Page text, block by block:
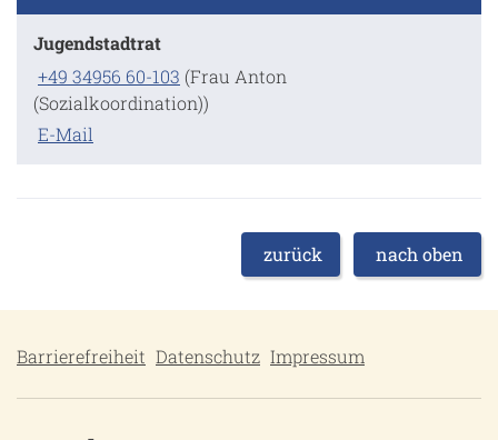
Jugendstadtrat
+49 34956 60-103 (Frau Anton
(Sozialkoordination))
E-Mail
zurück nach oben
Barrierefreiheit Datenschutz Impressum